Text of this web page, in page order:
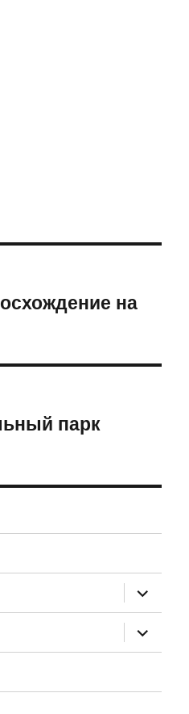
на
парк
дочернее
меню
дочернее
меню